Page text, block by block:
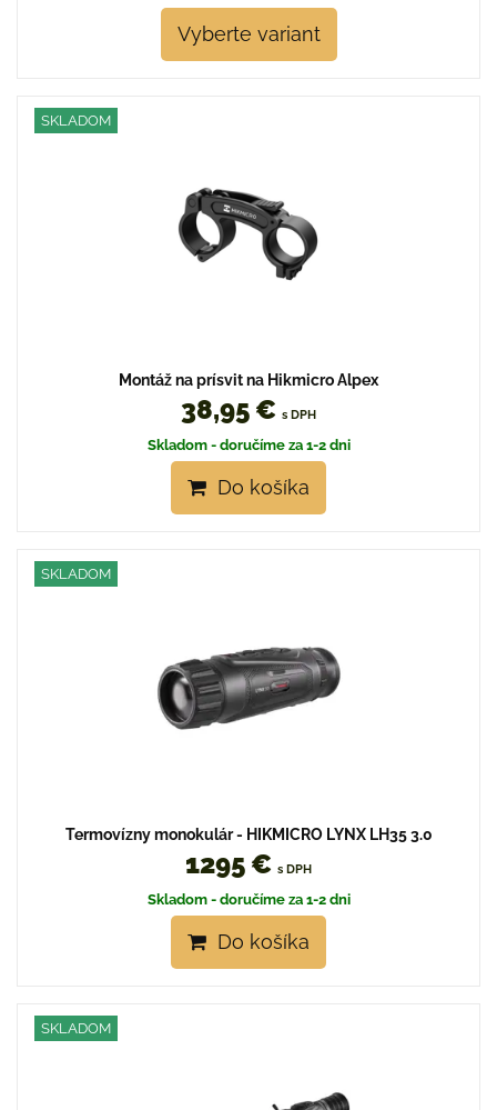
Vyberte variant
SKLADOM
Montáž na prísvit na Hikmicro Alpex
38,95 € s DPH
Skladom - doručíme za 1-2 dni
Do košíka
SKLADOM
Termovízny monokulár - HIKMICRO LYNX LH35 3.0
1295 € s DPH
Skladom - doručíme za 1-2 dni
Do košíka
SKLADOM